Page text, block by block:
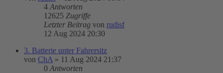
4 Antworten
12625 Zugriffe
Letzter Beitrag von rudisf
12 Aug 2024 20:30
3. Batterie unter Fahrersitz
von ChA » 11 Aug 2024 21:37
0 Antworten